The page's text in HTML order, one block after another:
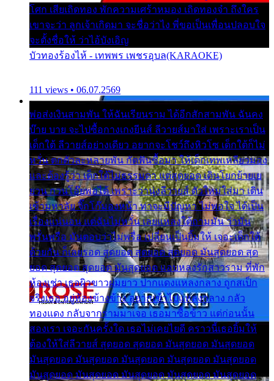
โศก เสียเถิดทอง พักความเศร้าหมอง เถิดทองจ๋า ถึงใคร
เขาจะว่า ลูกเจ้าเกิดมา จะชื่อว่าไง พี่ขอเป็นเพื่อนปลอบใจ
จะตั้งชื่อให้ ว่าไอ้บังเอิญ
บัวทองร้องไห้ - เทพพร เพชรอุบล(KARAOKE)
111 views • 06.07.2569
พ่อส่งเงินสามพัน ให้ฉันเรียนราม ได้อีกสักสามพัน ฉันคง
บ๊าย บาย จะไปซื้อกางเกงยีนส์ ลีวายส์มาใส่ เพราะเราเป็น
เด็กใต้ ลีวายส์อย่างเดียว อยากจะโชว์ถึงหิวโซ เด็กใต้ก็ไม่
หวั่น ตกตัวละหลายพัน กัดฟันซื้อมา ให้เด็กเทพเหลียวมอง
และต้องรู้ว่า เด็กใต้ไม่ธรรมดา แต่สุดยอด เดินโยกย้ายเย
ยวน กวนโอ๊ยพอได้ เพราะว่านุ่งลีวายส์ ตัวใหม่ใส่มา เดิน
เข้ามหาลัย จิ๊กโก๊มองหน้า ท่าจะมีปัญหา ไม่พอใจ ได้เป็น
เรื่องแน่นอน แต่ฉันไม่หวั่น เลยแหลงใต้ถามมัน ว่ามัน
พรั่นพรือ มันตอบว่าไม่พรื่อ เปลี่ยนเป็นยิ้มให้ เจอะเด็กใต้
ด้วยกัน ก็เลยรอด สุดยอด สุดยอด สุดยอด มันสุดยอด สุด
ยอด สุดยอด สุดยอด มันสุดยอด แอบหลงรักสาวราม ที่พัก
ห้องเช่า เธอผิวขาวผมยาว ปากแดงแหลงกลาง ถูกสเป็ก
จริงเธอ อยู่ห้องข้างข้าง อยากเข้าไปแหลงกลาง กลัว
ทองแดง กลับจากรามมาเจอ เธอมาซื้อข้าว แต่ก่อนนั้น
สองเรา เจอะกันครั้งใด เธอไม่เคยไยดี คราวนี้เธอยิ้มให้
ต้องให้ใส่ลีวายส์ สุดยอด สุดยอด มันสุดยอด มันสุดยอด
มันสุดยอด มันสุดยอด มันสุดยอด มันสุดยอด มันสุดยอด
มันสุดยอด มันสุดยอด มันสุดยอด มันสุดยอด มันสุดยอด